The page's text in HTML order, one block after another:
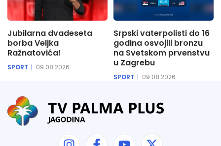
Jubilarna dvadeseta
borba Veljka
Ražnatovića!
SPORT 09.08.2026
Srpski vaterpolisti do 16
godina osvojili bronzu
na Svetskom prvenstvu
u Zagrebu
SPORT 09.08.2026